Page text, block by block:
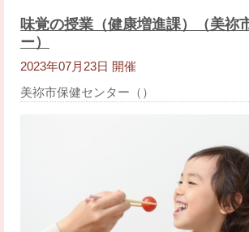
味覚の授業（健康増進課）（美祢
ー）
2023年07月23日 開催
美祢市保健センター（）